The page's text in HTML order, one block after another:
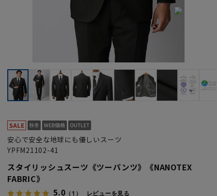
安心で安全な地球にも優しいスーツ
YPFM21102-41
スタイリッシュスーツ《ツーパンツ》《NANOTEX
FABRIC》
5.0 （1） レビューを見る